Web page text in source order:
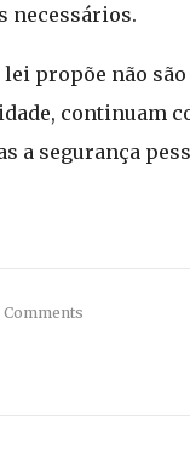
necessários.
propõe não
continuam
a segurança
Comments